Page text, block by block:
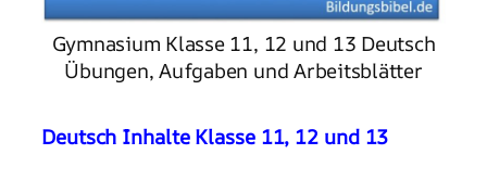
Gymnasium Klasse 11, 12 und 13 Deutsch
Übungen, Aufgaben und Arbeitsblätter
Deutsch Inhalte Klasse 11, 12 und 13